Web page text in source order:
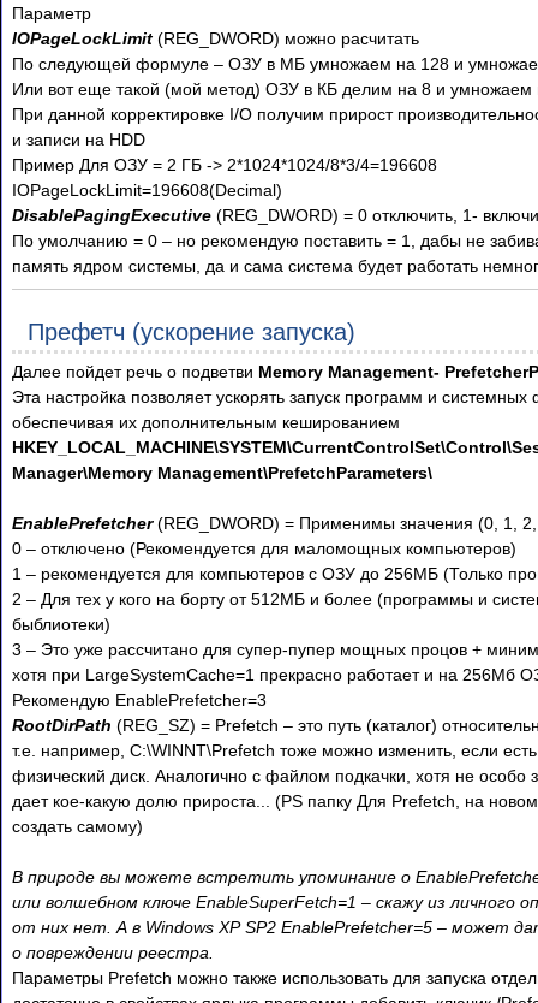
Параметр
IOPageLockLimit (REG_DWORD) можно расчитать
По следующей формуле – ОЗУ в МБ умножаем на 128 и
Или вот еще такой (мой метод) ОЗУ в КБ делим на 8 и умножаем
При данной корректировке I/O получим прирост
и записи на HDD
Пример Для ОЗУ = 2 ГБ -> 2*1024*1024/8*3/4=196608
IOPageLockLimit=196608(Decimal)
DisablePagingExecutive (REG_DWORD) = 0 отключить, 1-
По умолчанию = 0 – но рекомендую поставить = 1, дабы не
память ядром системы, да и сама система будет работать
Префетч (ускорение запуска)
Далее пойдет речь о подветви Memory Management-
Эта настройка позволяет ускорять запуск программ и
обеспечивая их дополнительным кешированием
Manager\Memory Management\PrefetchParameters\
EnablePrefetcher(REG_DWORD) = Применимы значения (0, 1,
0 – отключено (Рекомендуется для маломощных компьютеров)
1 – рекомендуется для компьютеров с ОЗУ до 256МБ (Только
2 – Для тех у кого на борту от 512МБ и более (программы и
быблиотеки)
3 – Это уже рассчитано для супер-пупер мощных процов +
хотя при LargeSystemCache=1 прекрасно работает и на 256Мб
Рекомендую EnablePrefetcher=3
RootDirPath (REG_SZ) = Prefetch – это путь (каталог)
т.е. например, C:\WINNT\Prefetch тоже можно изменить, если есть
физический диск. Аналогично с файлом подкачки, хотя не особо
дает кое-какую долю прироста... (PS папку Для Prefetch, на
создать самому)
В природе вы можете встретить упоминание о
или волшебном ключе EnableSuperFetch=1 – скажу из личного
от них нет. А в Windows XP SP2 EnablePrefetcher=5 – может
о повреждении реестра.
Параметры Prefetch можно также использовать для запуска